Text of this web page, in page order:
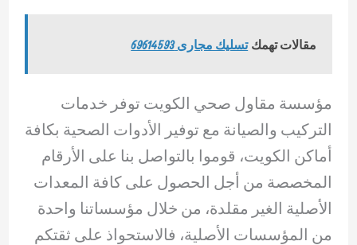
مقالات تهمك تسليك مجارى 69614593
مؤسسة مقاول صحي الكويت توفر خدمات
التركيب والصيانة مع توفير الأدوات الصحية بكافة
أماكن الكويت، قوموا بالتواصل بنا على الأرقام
المخصصة من أجل الحصول على كافة المعدات
الأصلية الغير مقلدة، من خلال مؤسساتنا واحدة
من المؤسسات الأصلية، فالاستحواذ على ثقتكم